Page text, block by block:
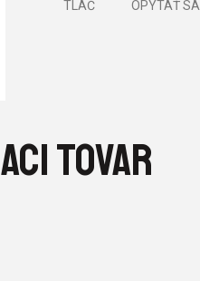
TLAČ OPÝTAŤ SA
TOVAR